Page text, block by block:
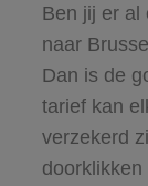
Ben jij er al
naar
Dan is de
tarief kan
verzekerd